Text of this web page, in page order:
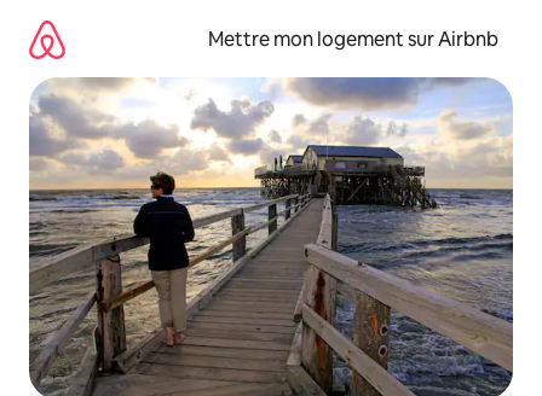
directement
contenu
Mettre mon logement sur Airbnb